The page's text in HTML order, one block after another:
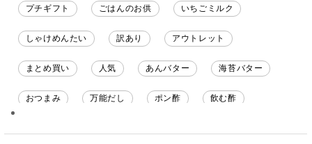
プチギフト ごはんのお供 いちごミルク
しゃけめんたい 訳あり アウトレット
まとめ買い 人気 あんバター 海苔バター
おつまみ 万能だし ポン酢 飲む酢